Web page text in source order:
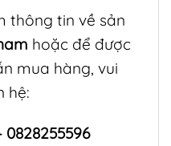
thông tin về sản
hoặc để được
mua hàng, vui
hệ:
0828255596